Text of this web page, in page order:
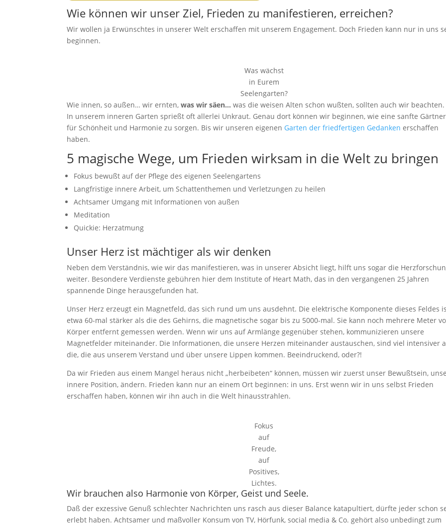
Wie können wir unser Ziel, Frieden zu manifestieren, erreichen?
Wir wollen ja Erwünschtes in unserer Welt erschaffen mit unserem Engagement. Doch Frieden kann nur in uns
beginnen.
Was wächst
in Eurem
Seelengarten?
Wie innen, so außen… wir ernten, was wir säen…was die weisen Alten schon wußten, sollten auch wir beachten.
In unserem inneren Garten sprießt oft allerlei Unkraut. Genau dort können wir beginnen, wie eine sanfte
für Schönheit und Harmonie zu sorgen. Bis wir unseren eigenen Garten der friedfertigen Gedanken erschaffen
haben.
5 magische Wege, um Frieden wirksam in die Welt zu bringen
Fokus bewußt auf der Pflege des eigenen Seelengartens
Langfristige innere Arbeit, um Schattenthemen und Verletzungen zu heilen
Achtsamer Umgang mit Informationen von außen
Meditation
Quickie: Herzatmung
Unser Herz ist mächtiger als wir denken
Neben dem Verständnis, wie wir das manifestieren, was in unserer Absicht liegt, hilft uns sogar die
weiter. Besondere Verdienste gebühren hier dem Institute of Heart Math, das in den vergangenen 25 Jahren
spannende Dinge herausgefunden hat.
Unser Herz erzeugt ein Magnetfeld, das sich rund um uns ausdehnt. Die elektrische Komponente dieses Feldes
etwa 60-mal stärker als die des Gehirns, die magnetische sogar bis zu 5000-mal. Sie kann noch mehrere Meter
Körper entfernt gemessen werden. Wenn wir uns auf Armlänge gegenüber stehen, kommunizieren unsere
Magnetfelder miteinander. Die Informationen, die unsere Herzen miteinander austauschen, sind viel intensiver
die, die aus unserem Verstand und über unsere Lippen kommen. Beeindruckend, oder?!
Da wir Frieden aus einem Mangel heraus nicht „herbeibeten“ können, müssen wir zuerst unser Bewußtsein,
innere Position, ändern. Frieden kann nur an einem Ort beginnen: in uns. Erst wenn wir in uns selbst Frieden
erschaffen haben, können wir ihn auch in die Welt hinausstrahlen.
Fokus
auf
Freude,
auf
Positives,
Lichtes.
Wir brauchen also Harmonie von Körper, Geist und Seele.
Daß der exzessive Genuß schlechter Nachrichten uns rasch aus dieser Balance katapultiert, dürfte jeder schon
erlebt haben. Achtsamer und maßvoller Konsum von TV, Hörfunk, social media & Co. gehört also unbedingt zum